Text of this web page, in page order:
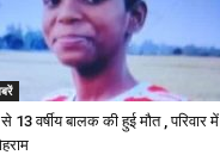
13 वर्षीय बालक की हुई मौत , परिवार में